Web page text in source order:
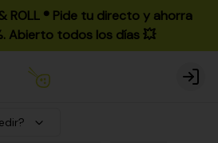
ROLL ®️ Pide tu directo y ahorra
Abierto todos los días 💥
Login